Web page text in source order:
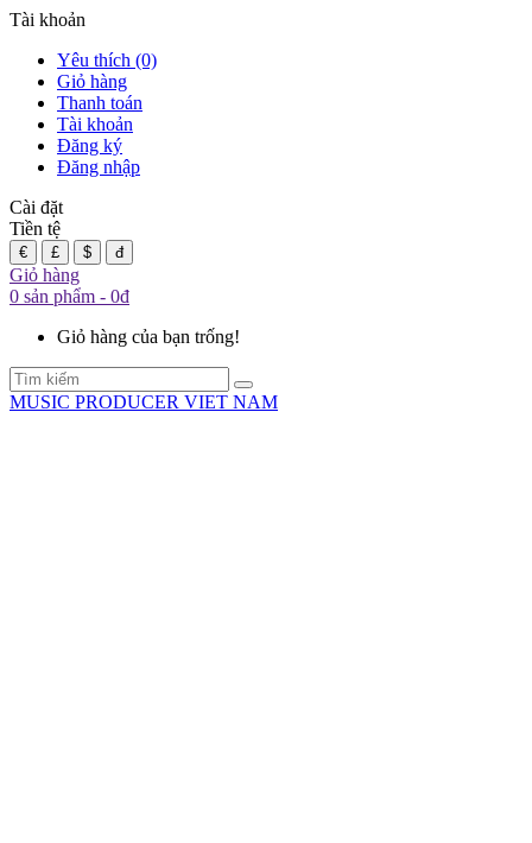
Tài khoản
Yêu thích (0)
Giỏ hàng
Thanh toán
Tài khoản
Đăng ký
Đăng nhập
Cài đặt
Tiền tệ
€ £ $ đ
Giỏ hàng
0 sản phẩm - 0đ
Giỏ hàng của bạn trống!
MUSIC PRODUCER VIET NAM